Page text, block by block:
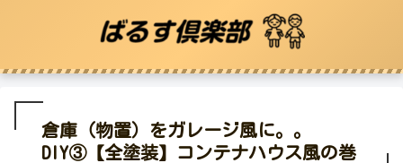
倉庫（物置）をガレージ風に。。
DIY③【全塗装】コンテナハウス風の巻